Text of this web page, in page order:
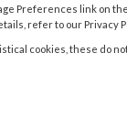
Preferences link on the
refer to our Privacy
cookies, these do